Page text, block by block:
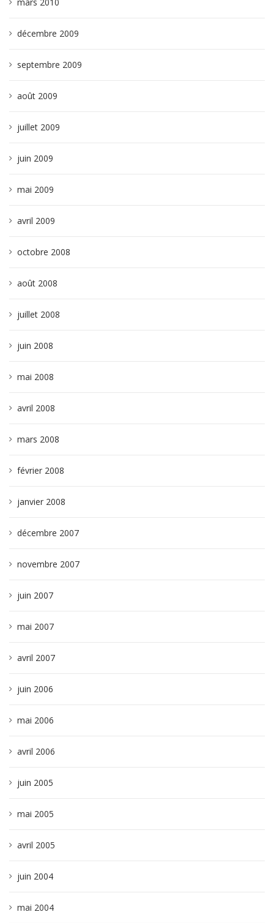
décembre 2009
septembre 2009
août 2009
juillet 2009
juin 2009
mai 2009
avril 2009
octobre 2008
août 2008
juillet 2008
juin 2008
mai 2008
avril 2008
mars 2008
février 2008
janvier 2008
décembre 2007
novembre 2007
juin 2007
mai 2007
avril 2007
juin 2006
mai 2006
avril 2006
juin 2005
mai 2005
avril 2005
juin 2004
mai 2004